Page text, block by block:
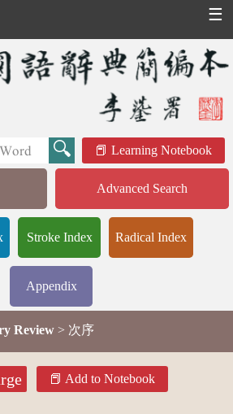
☰
Learning Notebook
Advanced Search
Stroke Index Radical Index
Appendix
Review > 次序
Add to Notebook